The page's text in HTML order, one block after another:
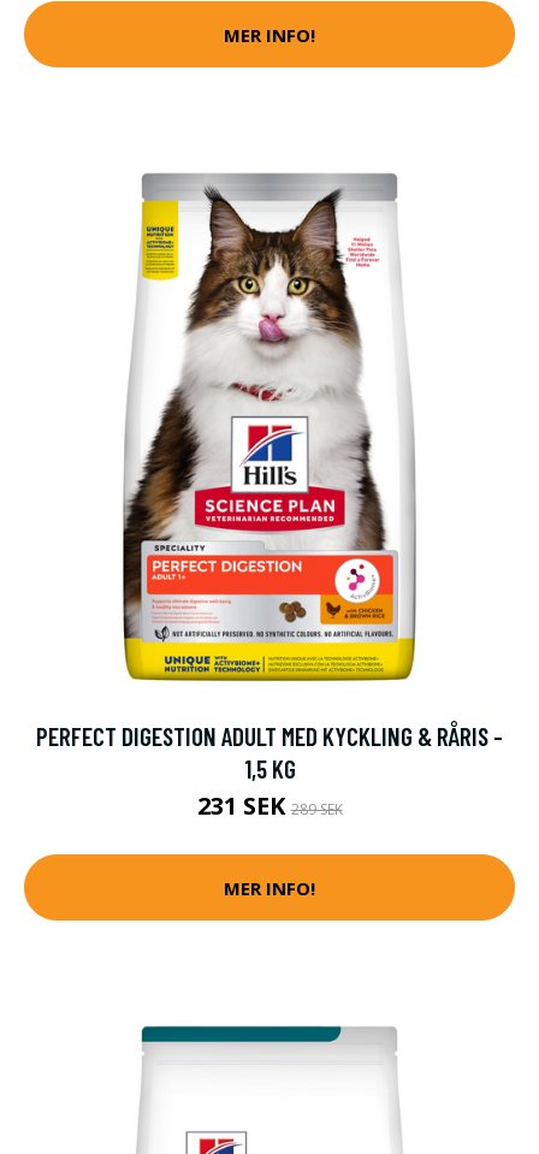
MER INFO!
PERFECT DIGESTION ADULT MED KYCKLING & RÅRIS -
1,5 KG
231 SEK289 SEK
MER INFO!